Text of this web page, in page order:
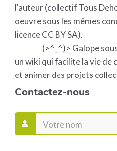
l'auteur (collectif Tous
oeuvre sous les mêmes
licence CC BY SA).
(>^_^)> Galope sous
un wiki qui facilite la vie de
et animer des projets
Contactez-nous